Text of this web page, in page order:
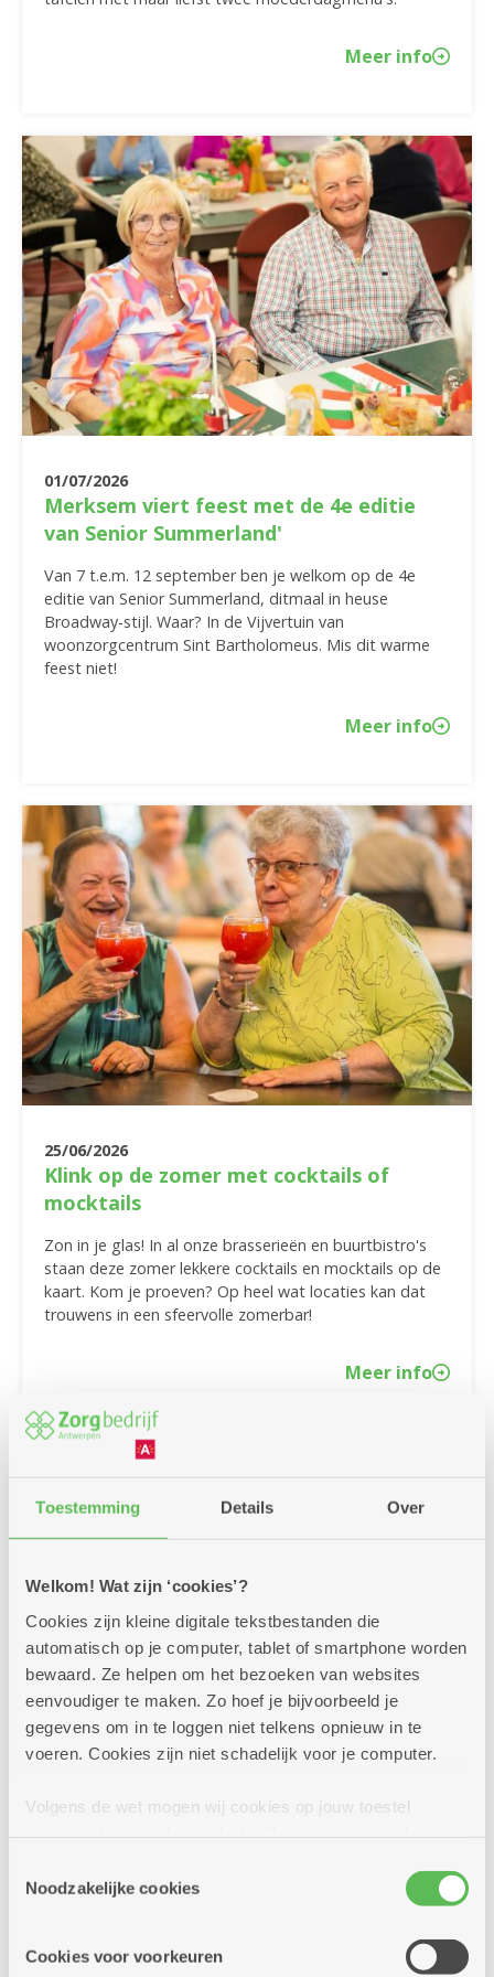
Toestemming Details Over
Welkom! Wat zijn ‘cookies’?
Cookies zijn kleine digitale tekstbestanden die
automatisch op je computer, tablet of smartphone worden
bewaard. Ze helpen om het bezoeken van websites
eenvoudiger te maken. Zo hoef je bijvoorbeeld je
gegevens om in te loggen niet telkens opnieuw in te
voeren. Cookies zijn niet schadelijk voor je computer.
Volgens de wet mogen wij cookies op jouw toestel
cookies hebben we jouw toestemming nodig. Sommige
cookies worden geplaatst door derde partijen die een
informatie over jouw (geanonimiseerd) gebruik van onze
Noodzakelijke cookies
Cookies voor voorkeuren
Meer info
01/07/2026
Merksem viert feest met de 4e editie
van Senior Summerland'
Van 7 t.e.m. 12 september ben je welkom op de 4e
editie van Senior Summerland, ditmaal in heuse
Broadway-stijl. Waar? In de Vijvertuin van
woonzorgcentrum Sint Bartholomeus. Mis dit warme
feest niet!
Meer info
25/06/2026
Klink op de zomer met cocktails of
mocktails
Zon in je glas! In al onze brasserieën en buurtbistro's
staan deze zomer lekkere cocktails en mocktails op de
kaart. Kom je proeven? Op heel wat locaties kan dat
trouwens in een sfeervolle zomerbar!
Meer info
24/06/2026
Doe mee met onze zomerse fiets- en fotozoektocht.
juiste foto's. Fietsfun verzekerd, en wie weet win je
zelfs een prijs!